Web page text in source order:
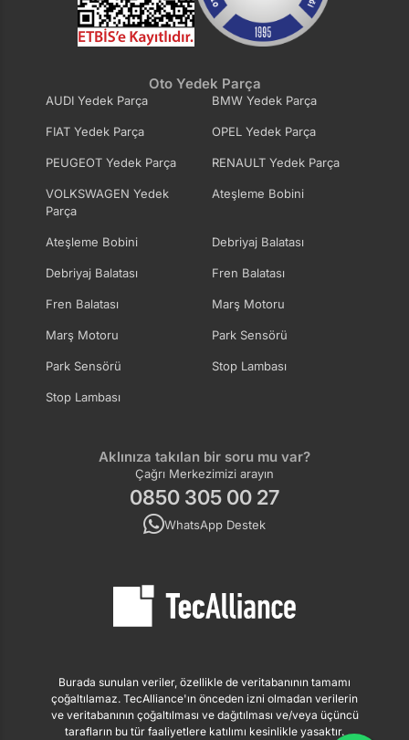
Oto Yedek Parça
AUDI Yedek Parça BMW Yedek Parça
FIAT Yedek Parça OPEL Yedek Parça
PEUGEOT Yedek Parça RENAULT Yedek Parça
VOLKSWAGEN Yedek
Parça
Ateşleme Bobini
Ateşleme Bobini Debriyaj Balatası
Debriyaj Balatası Fren Balatası
Fren Balatası Marş Motoru
Marş Motoru Park Sensörü
Park Sensörü Stop Lambası
Stop Lambası
Aklınıza takılan bir soru mu var?
Çağrı Merkezimizi arayın
0850 305 00 27
WhatsApp Destek
Burada sunulan veriler, özellikle de veritabanının tamamı
çoğaltılamaz. TecAlliance'ın önceden izni olmadan verilerin
ve veritabanının çoğaltılması ve dağıtılması ve/veya üçüncü
tarafların bu tür faaliyetlere katılımı kesinlikle yasaktır.